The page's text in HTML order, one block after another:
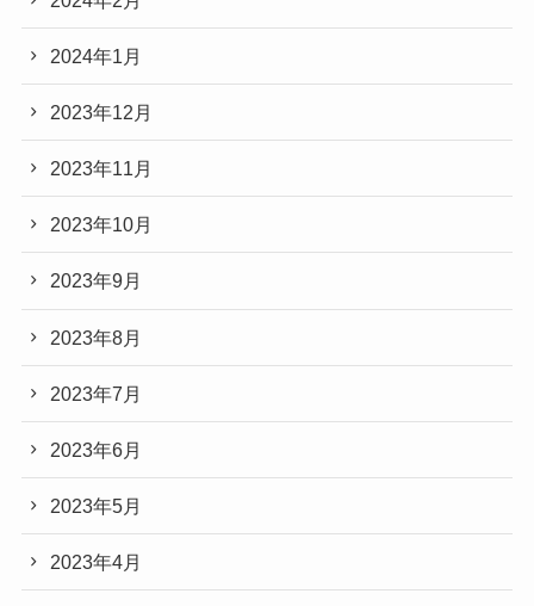
2024年1月
2023年12月
2023年11月
2023年10月
2023年9月
2023年8月
2023年7月
2023年6月
2023年5月
2023年4月